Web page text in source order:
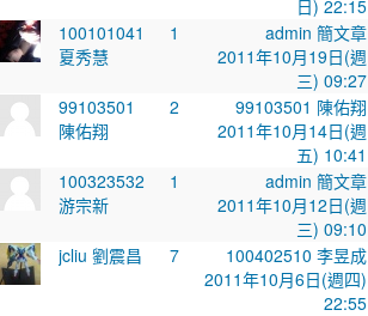
日) 22:15
100101041
夏秀慧
1
admin 簡文章
2011年10月19日(週
三) 09:27
99103501
陳佑翔
2
99103501 陳佑翔
2011年10月14日(週
五) 10:41
100323532
游宗新
1
admin 簡文章
2011年10月12日(週
三) 09:10
jcliu 劉震昌 7
100402510 李昱成
2011年10月6日(週四)
22:55